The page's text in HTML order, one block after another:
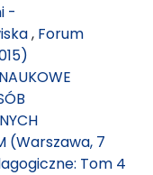
-
, Forum
(Warszawa, 7
Tom 4